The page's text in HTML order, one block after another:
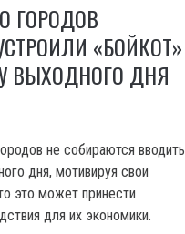
ГОРОДОВ
«БОЙКОТ»
ВЫХОДНОГО ДНЯ
не собираются вводить
дня, мотивируя свои
это может принести
для их экономики.